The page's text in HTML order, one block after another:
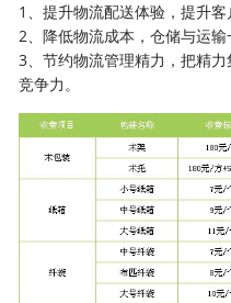
1、提升物流配送体验，提升客
2、降低物流成本，仓储与运输
3、节约物流管理精力，把精
竞争力。